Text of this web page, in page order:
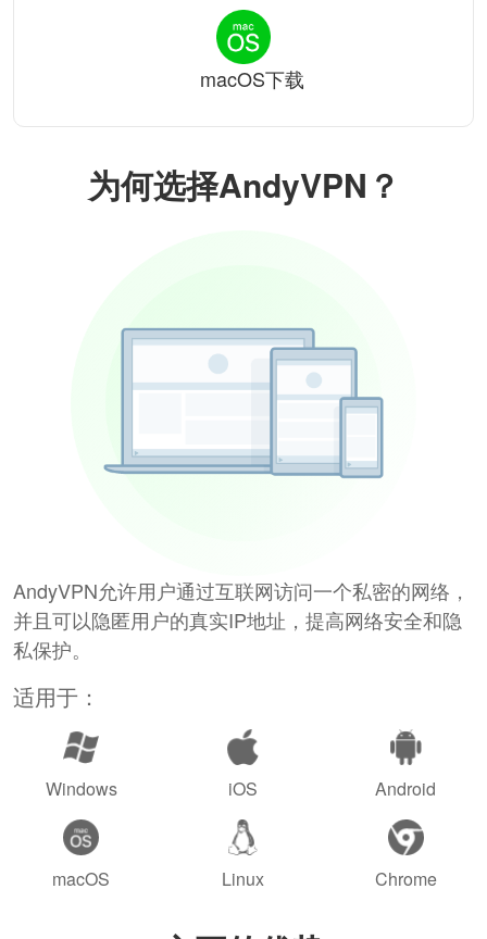
为何选择AndyVPN？
AndyVPN允许用户通过互联网访问一个私密的网络，
并且可以隐匿用户的真实IP地址，提高网络安全和隐
私保护。
适用于：
Windows iOS Android
macOS Linux Chrome
macOS下载